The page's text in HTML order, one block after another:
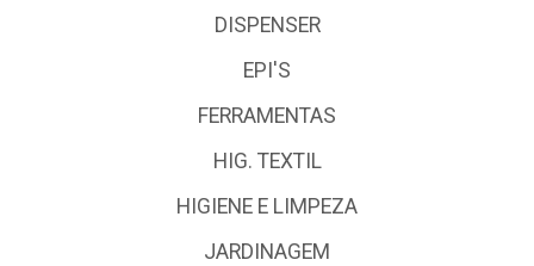
DISPENSER
EPI'S
FERRAMENTAS
HIG. TEXTIL
HIGIENE E LIMPEZA
JARDINAGEM